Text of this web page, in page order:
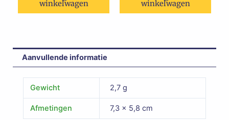
winkelwagen winkelwagen
Aanvullende informatie
Gewicht 2,7 g
Afmetingen 7,3 × 5,8 cm